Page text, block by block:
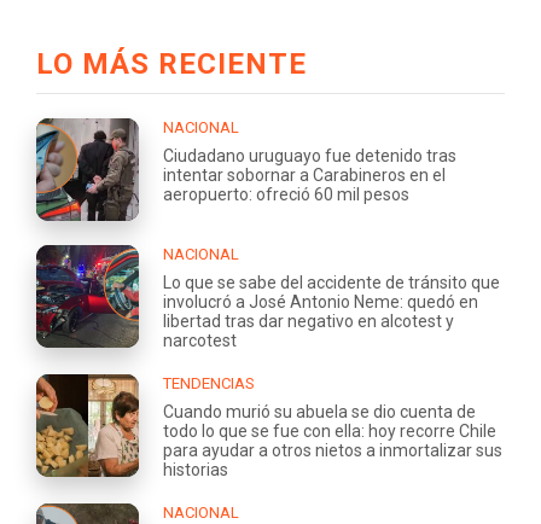
LO MÁS RECIENTE
NACIONAL
Ciudadano uruguayo fue detenido tras
intentar sobornar a Carabineros en el
aeropuerto: ofreció 60 mil pesos
NACIONAL
Lo que se sabe del accidente de tránsito que
involucró a José Antonio Neme: quedó en
libertad tras dar negativo en alcotest y
narcotest
TENDENCIAS
Cuando murió su abuela se dio cuenta de
todo lo que se fue con ella: hoy recorre Chile
para ayudar a otros nietos a inmortalizar sus
historias
NACIONAL